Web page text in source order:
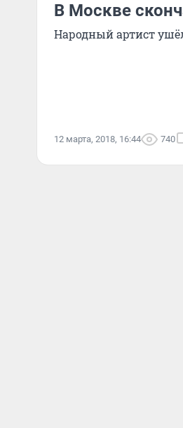
В Москве
Народный артист
12 марта, 2018, 16:44 740